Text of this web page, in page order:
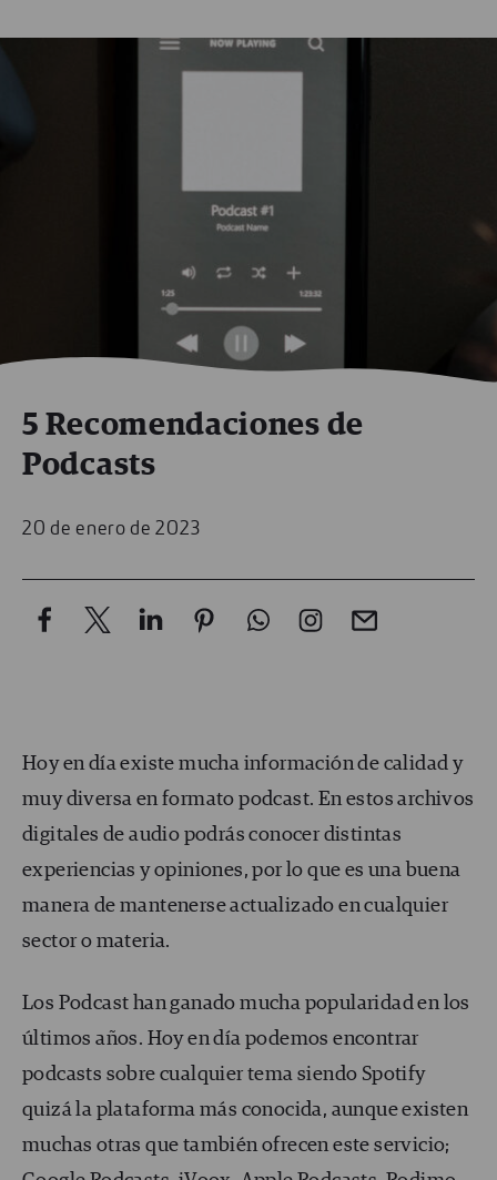
5 Recomendaciones de
Podcasts
20 de enero de 2023
Hoy en día existe mucha información de calidad y
muy diversa en formato podcast. En estos archivos
digitales de audio podrás conocer distintas
experiencias y opiniones, por lo que es una buena
manera de mantenerse actualizado en cualquier
sector o materia.
Los Podcast han ganado mucha popularidad en los
últimos años. Hoy en día podemos encontrar
podcasts sobre cualquier tema siendo Spotify
quizá la plataforma más conocida, aunque existen
muchas otras que también ofrecen este servicio;